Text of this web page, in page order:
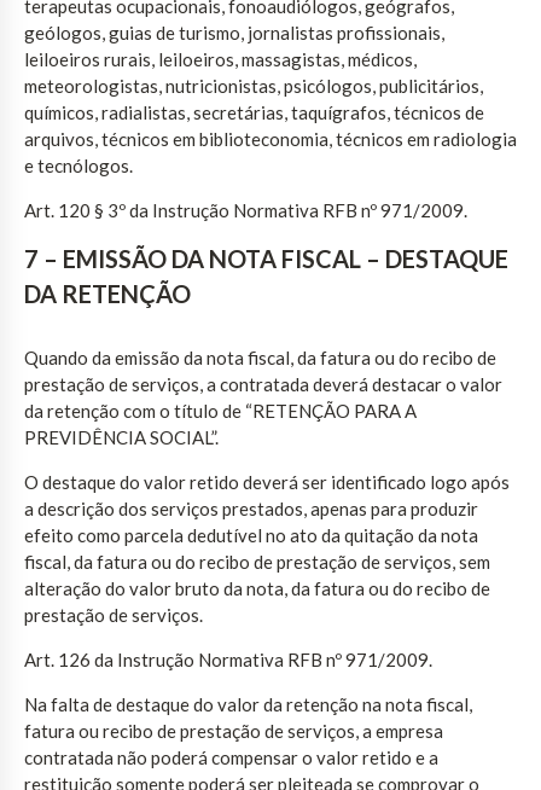
terapeutas ocupacionais, fonoaudiólogos, geógrafos,
geólogos, guias de turismo, jornalistas profissionais,
leiloeiros rurais, leiloeiros, massagistas, médicos,
meteorologistas, nutricionistas, psicólogos, publicitários,
químicos, radialistas, secretárias, taquígrafos, técnicos de
arquivos, técnicos em biblioteconomia, técnicos em radiologia
e tecnólogos.
Art. 120 § 3º da Instrução Normativa RFB nº 971/2009.
7 – EMISSÃO DA NOTA FISCAL – DESTAQUE
DA RETENÇÃO
Quando da emissão da nota fiscal, da fatura ou do recibo de
prestação de serviços, a contratada deverá destacar o valor
da retenção com o título de “RETENÇÃO PARA A
PREVIDÊNCIA SOCIAL”.
O destaque do valor retido deverá ser identificado logo após
a descrição dos serviços prestados, apenas para produzir
efeito como parcela dedutível no ato da quitação da nota
fiscal, da fatura ou do recibo de prestação de serviços, sem
alteração do valor bruto da nota, da fatura ou do recibo de
prestação de serviços.
Art. 126 da Instrução Normativa RFB nº 971/2009.
Na falta de destaque do valor da retenção na nota fiscal,
fatura ou recibo de prestação de serviços, a empresa
contratada não poderá compensar o valor retido e a
restituição somente poderá ser pleiteada se comprovar o